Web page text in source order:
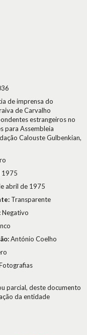
de imprensa do
de Carvalho
estrangeiros no
para Assembleia
Calouste Gulbenkian,
1975
abril de 1975
Transparente
Negativo
António Coelho
parcial, deste documento
da entidade